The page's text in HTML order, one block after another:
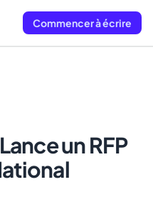
Commencer à écrire
un RFP